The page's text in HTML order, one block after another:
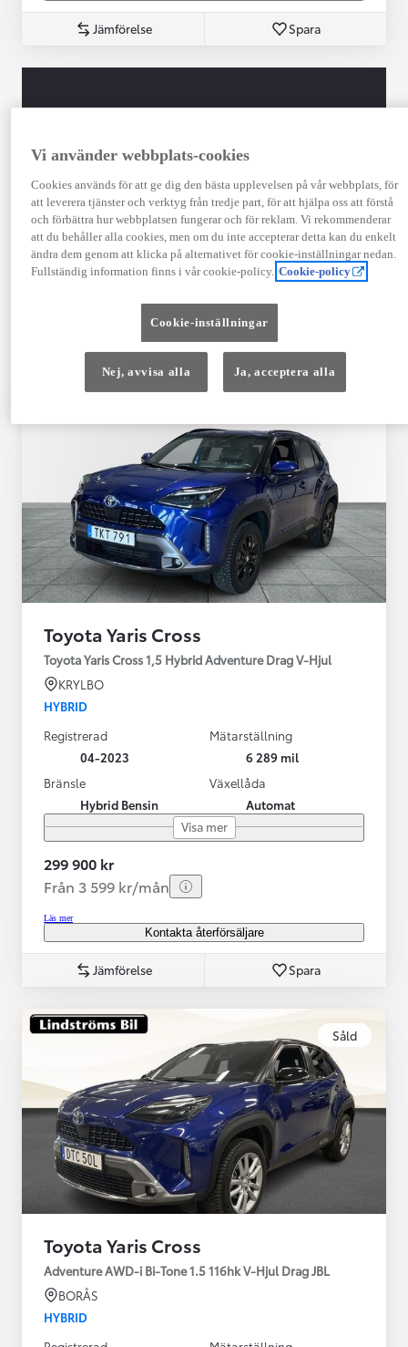
Jämförelse Spara
TOYOTA APPROVED
USED
Garanti upp till 10 år eller 20 000 mil – i
kombination med Toyota Relax
12 månaders vägassistans
Toyota Yaris Cross
Toyota Yaris Cross 1,5 Hybrid Adventure Drag V-Hjul
KRYLBO
HYBRID
Registrerad
04-2023
Mätarställning
6 289 mil
Bränsle
Hybrid Bensin
Växellåda
Automat
Visa mer
299 900 kr
Från 3 599 kr/mån
Läs mer
Kontakta återförsäljare
Jämförelse Spara
Såld
Toyota Yaris Cross
Adventure AWD-i Bi-Tone 1.5 116hk V-Hjul Drag JBL
BORÅS
HYBRID
Vi använder webbplats-cookies
Cookies används för att ge dig den bästa upplevelsen på vår webbplats, för
att leverera tjänster och verktyg från tredje part, för att hjälpa oss att förstå
och förbättra hur webbplatsen fungerar och för reklam. Vi rekommenderar
att du behåller alla cookies, men om du inte accepterar detta kan du enkelt
ändra dem genom att klicka på alternativet för cookie-inställningar nedan.
Fullständig information finns i vår cookie-policy. Cookie-policy
Cookie-inställningar
Nej, avvisa alla Ja, acceptera alla